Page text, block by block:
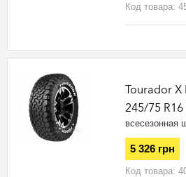
Код товара:
Tourador X
245/75
всесезонная
5 326 грн
Код товара: